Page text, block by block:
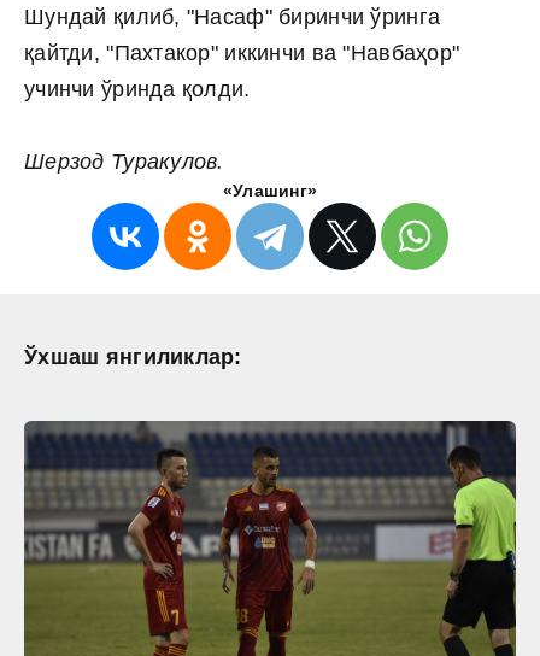
Шундай қилиб, "Насаф" биринчи ўринга
қайтди, "Пахтакор" иккинчи ва "Навбаҳор"
учинчи ўринда қолди.
Шерзод Туракулов.
«Улашинг»
Ўхшаш янгиликлар: